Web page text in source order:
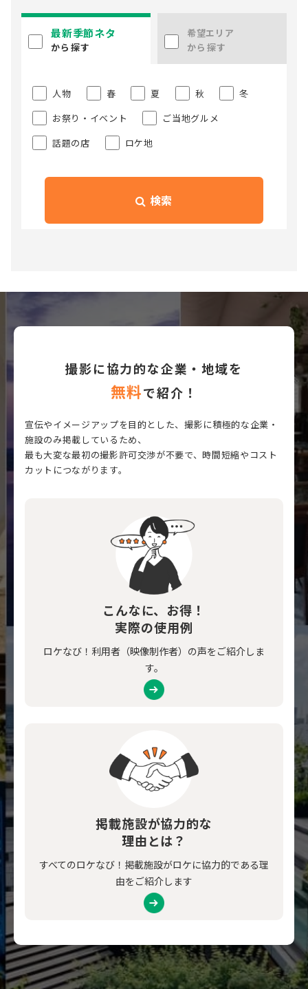
最新季節ネタ
から探す
希望エリア
から探す
人物 春 夏 秋
冬
お祭り・イベント
ご当地グルメ
話題の店
ロケ地
検索
撮影に協力的な企業・地域を
無料で紹介！
宣伝やイメージアップを目的とした、撮影に積極的な企業・
施設のみ掲載しているため、
最も大変な最初の撮影許可交渉が不要で、時間短縮やコスト
カットにつながります。
こんなに、お得！
実際の使用例
ロケなび！利用者（映像制作者）の声をご紹介しま
す。
掲載施設が協力的な
理由とは？
すべてのロケなび！掲載施設がロケに協力的である理
由をご紹介します